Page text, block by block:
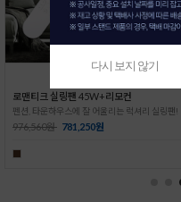
그루비 실링팬 45W+리모컨
저소음 회전으로 조용한 실링팬!
665,620원 532,500원
다시 보지 않기